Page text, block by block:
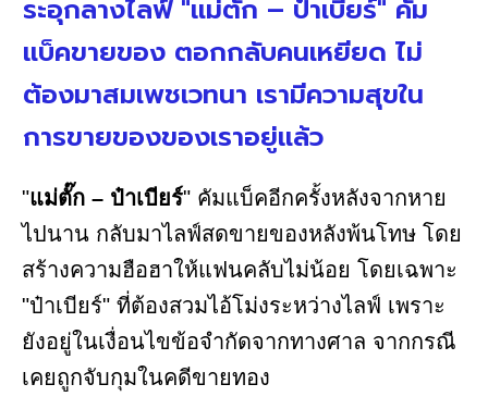
ระอุกลางไลฟ์ "แม่ตั๊ก – ป๋าเบียร์" คัม
แบ็คขายของ ตอกกลับคนเหยียด ไม่
ต้องมาสมเพชเวทนา เรามีความสุขใน
การขายของของเราอยู่แล้ว
"แม่ตั๊ก – ป๋าเบียร์" คัมแบ็คอีกครั้งหลังจากหาย
ไปนาน กลับมาไลฟ์สดขายของหลังพ้นโทษ โดย
สร้างความฮือฮาให้แฟนคลับไม่น้อย โดยเฉพาะ
"ป๋าเบียร์" ที่ต้องสวมไอ้โม่งระหว่างไลฟ์ เพราะ
ยังอยู่ในเงื่อนไขข้อจำกัดจากทางศาล จากกรณี
เคยถูกจับกุมในคดีขายทอง